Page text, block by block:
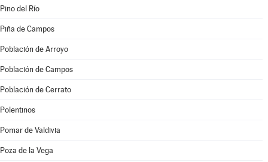
Pino del Río
Piña de Campos
Población de Arroyo
Población de Campos
Población de Cerrato
Polentinos
Pomar de Valdivia
Poza de la Vega